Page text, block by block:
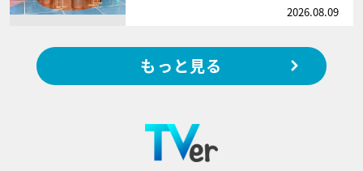
2026.08.09
もっと見る